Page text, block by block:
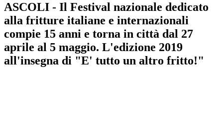
ASCOLI - Il Festival nazionale dedicato
alla fritture italiane e internazionali
compie 15 anni e torna in città dal 27
aprile al 5 maggio. L'edizione 2019
all'insegna di "E' tutto un altro fritto!"